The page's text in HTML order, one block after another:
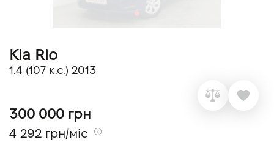
Kia Rio
1.4 (107 к.с.) 2013
300 000 грн
4 292 грн/міс
Вакансії
Контакти